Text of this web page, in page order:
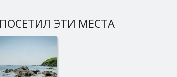
ПОСЕТИЛ ЭТИ МЕСТА